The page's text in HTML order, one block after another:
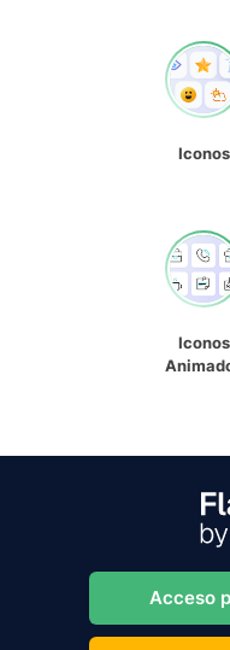
Iconos
Iconos
Acceso